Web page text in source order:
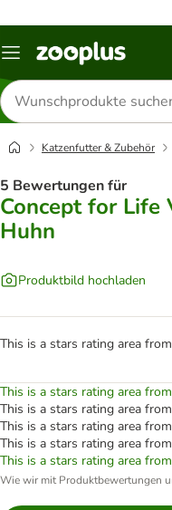
Menü
Produkte
suchen
Katzenfutter & Zubehör
5 Bewertungen für
Concept for Life
Huhn
Produktbild hochladen
This is a stars rating area
This is a stars rating area
This is a stars rating area
This is a stars rating area
This is a stars rating area
This is a stars rating area
Wie wir mit Produktbewertungen